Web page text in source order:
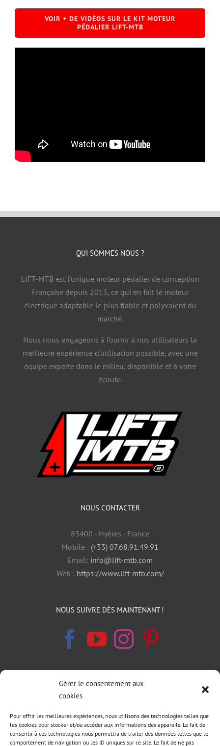
Gérer le consentement aux
cookies
Pour offrir les meilleures expériences, nous utilisons des technologies telles que
les cookies pour stocker et/ou accéder aux informations des appareils. Le fait de
consentir à ces technologies nous permettra de traiter des données telles que le
comportement de navigation ou les ID uniques sur ce site. Le fait de ne pas
VOIR + DE VIDÉOS SUR LE KIT MOTEUR
PÉDALIER LIFT-MTB
QUI SOMMES NOUS ?
LIFT-MTB est l'unique moteur pédalier de conception
Française depuis 2013, ce qui en fait le moteur
électrique adaptable le plus fiable et polyvalent du
marché.
Nous nous engageons à fournir à nos utilisateurs la
meilleure expérience d'utilisation possible, avec une
équipe experte dans le milieu, disponible et à votre
écoute.
NOUS CONTACTER
83400 - Hyères - France
Mobile : (+33) 07.68.91.49.91
Email: info@lift-mtb.com
Web : https://www.lift-mtb.com/
NOUS SUIVRE DÈS MAINTENANT !
INFORMATIONS LÉGALES
Déclaration de confidentialité